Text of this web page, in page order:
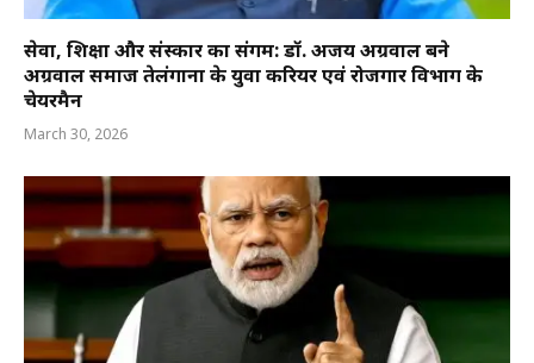
सेवा, शिक्षा और संस्कार का संगम: डॉ. अजय अग्रवाल बने
अग्रवाल समाज तेलंगाना के युवा करियर एवं रोजगार विभाग के
चेयरमैन
March 30, 2026